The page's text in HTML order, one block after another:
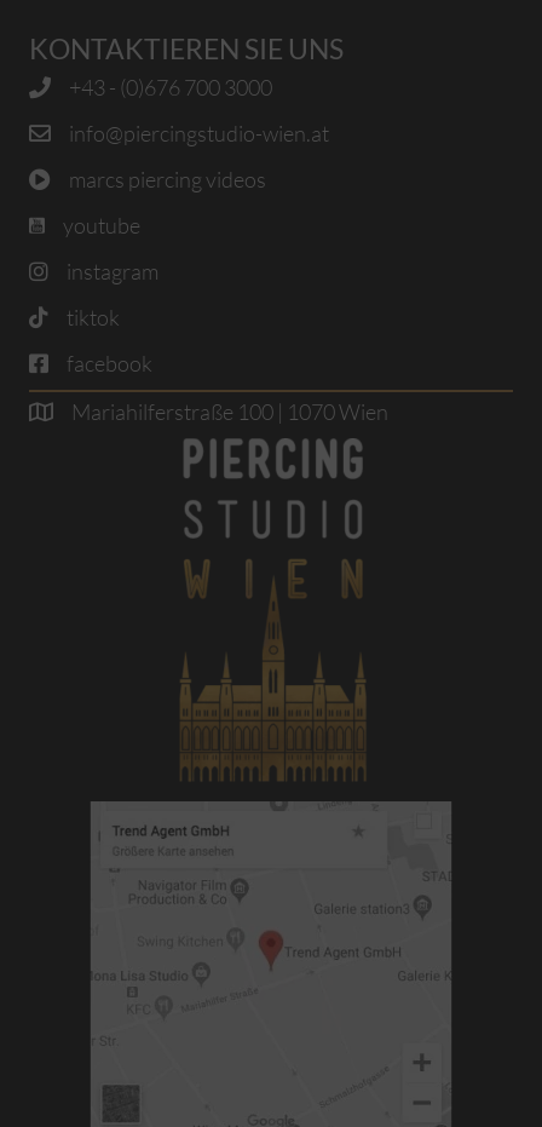
KONTAKTIEREN SIE UNS
+43 - (0)676 700 3000
info@piercingstudio-wien.at
marcs piercing videos
youtube
instagram
tiktok
facebook
Mariahilferstraße 100 | 1070 Wien